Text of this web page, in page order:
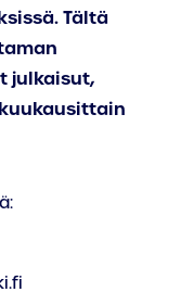
Tältä
julkaisut,